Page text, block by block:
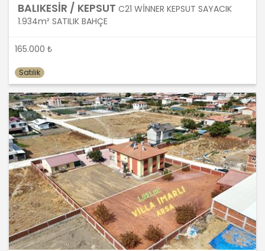
5. İlgili Mevzuatta Öngörülen veya
İşlendikleri Amaç İçin Gerekli Olan
MASTERTURK FRANCHİSİNG
GAYRİMENKUL SATIŞ VE PAZARLAMA
A.Ş.. Türk Ceza Kanunu’nun 138.
maddesine ve KVK Kanunu’nun 4. ve 7.
maddelerine uygun olarak; işledikleri
kişisel verileri, yalnızca ilgili mevzuat
ve kanunlarda öngörülen veya kişisel
veri işleme amacının gerektirdiği süre
kadar muhafaza edecektir.
MASTERTURK FRANCHİSİNG
GAYRİMENKUL SATIŞ VE PAZARLAMA
A.Ş. öncelikle ilgili mevzuatta kişisel
verilerin saklanması için bir süre
öngörülüp öngörülmediğini tespit
edecek, bir süre belirlenmişse bu
BALIKESİR / KEPSUT C21 WİNNER KEPSUT SAYACIK
1.934m² SATILIK BAHÇE
165.000 ₺
Satılık